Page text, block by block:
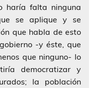
haría falta ninguna
se aplique y se
que habla de esto
-y éste, que
que ninguno- lo
democratizar y
la población